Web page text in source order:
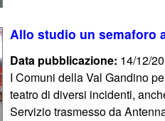
Allo studio un semaforo
Data pubblicazione: 14/12/
I Comuni della Val Gandino
teatro di diversi incidenti,
Servizio trasmesso da